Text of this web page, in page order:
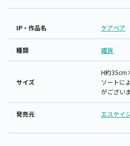
IP・作品名 ケアベア
種類 雑貨
サイズ
H約
ソートに
がございま
発売元 エスケイ